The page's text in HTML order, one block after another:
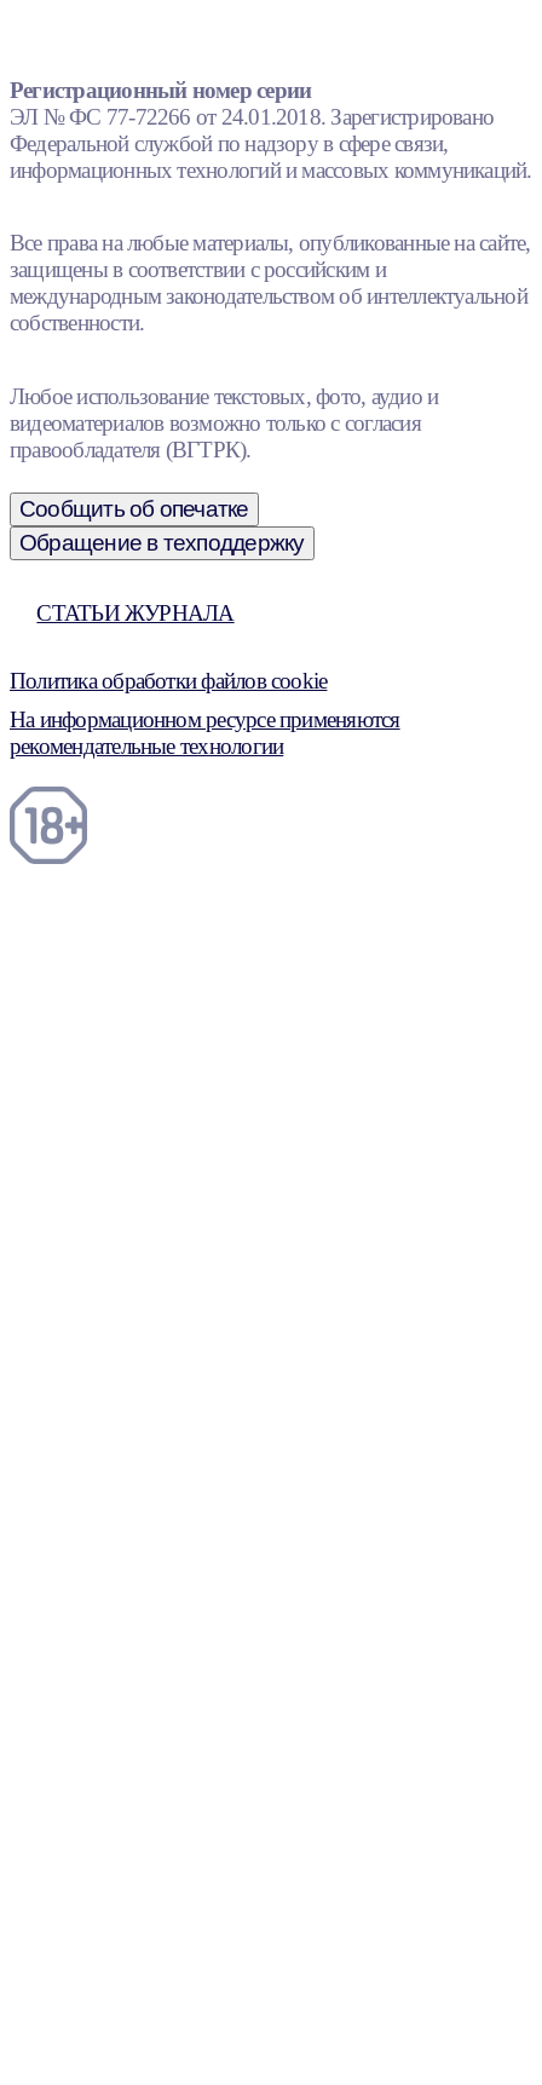
Регистрационный номер серии
ЭЛ № ФС 77-72266 от 24.01.2018. Зарегистрировано
Федеральной службой по надзору в сфере связи,
информационных технологий и массовых коммуникаций.
Все права на любые материалы, опубликованные на сайте,
защищены в соответствии с российским и
международным законодательством об интеллектуальной
собственности.
Любое использование текстовых, фото, аудио и
видеоматериалов возможно только с согласия
правообладателя (ВГТРК).
Сообщить об опечатке
Обращение в техподдержку
СТАТЬИ ЖУРНАЛА
Политика обработки файлов cookie
На информационном ресурсе применяются
рекомендательные технологии